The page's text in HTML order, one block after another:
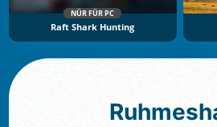
NÜR FÜR PC
Raft Shark Hunting